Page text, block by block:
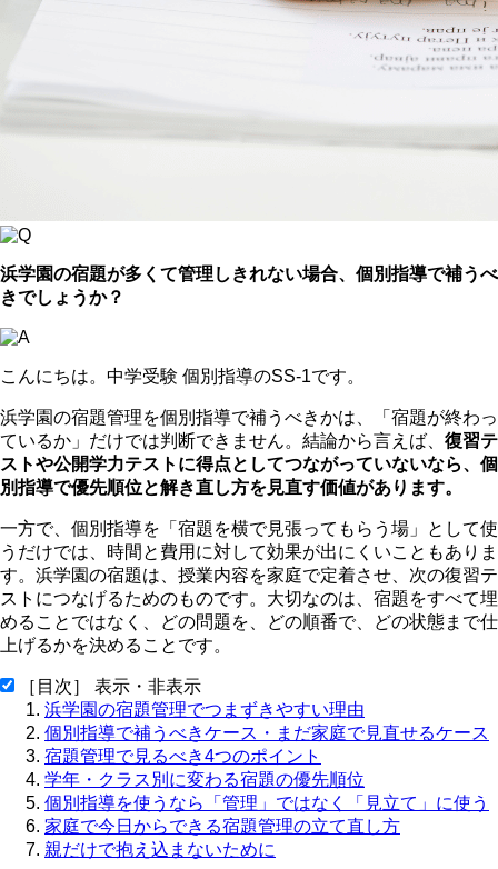
浜学園の宿題が多くて管理しきれない場合、個別指導で補うべ
きでしょうか？
こんにちは。中学受験 個別指導のSS-1です。
浜学園の宿題管理を個別指導で補うべきかは、「宿題が終わっ
ているか」だけでは判断できません。結論から言えば、 復習テ
ストや公開学力テストに得点としてつながっていないなら、個
別指導で優先順位と解き直し方を見直す価値があります。
一方で、個別指導を「宿題を横で見張ってもらう場」として使
うだけでは、時間と費用に対して効果が出にくいこともありま
す。浜学園の宿題は、授業内容を家庭で定着させ、次の復習テ
ストにつなげるためのものです。大切なのは、宿題をすべて埋
めることではなく、どの問題を、どの順番で、どの状態まで仕
上げるかを決めることです。
［目次］ 表示・非表示
浜学園の宿題管理でつまずきやすい理由
個別指導で補うべきケース・まだ家庭で見直せるケース
宿題管理で見るべき4つのポイント
学年・クラス別に変わる宿題の優先順位
個別指導を使うなら「管理」ではなく「見立て」に使う
家庭で今日からできる宿題管理の立て直し方
親だけで抱え込まないために